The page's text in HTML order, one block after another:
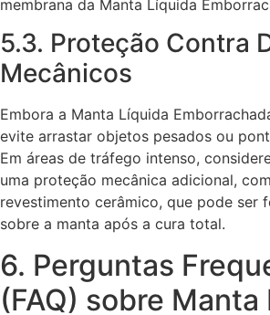
membrana da Manta Líquida
5.3. Proteção Contra
Mecânicos
Embora a Manta Líquida
evite arrastar objetos pesados ou
Em áreas de tráfego intenso,
uma proteção mecânica adicional,
revestimento cerâmico, que pode ser
sobre a manta após a cura total.
6. Perguntas
(FAQ) sobre Manta